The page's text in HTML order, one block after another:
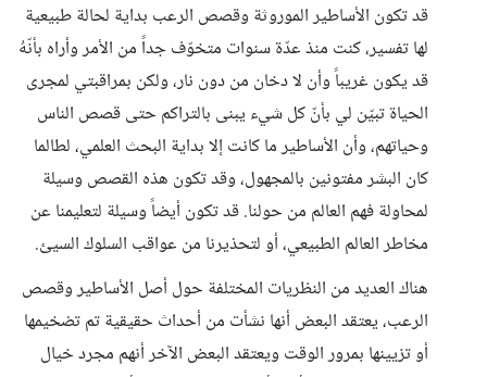
قد تكون الأساطير الموروثة وقصص الرعب بداية لحالة طبيعية
لها تفسير، كنت منذ عدّة سنوات متخوّف جداً من الأمر وأراه بأنّهُ
قد يكون غريباً وأن لا دخان من دون نار، ولكن بمراقبتي لمجرى
الحياة تبيّن لي بأنّ كل شيء يبنى بالتراكم حتى قصص الناس
وحياتهم، وأن الأساطير ما كانت إلا بداية البحث العلمي، لطالما
كان البشر مفتونين بالمجهول، وقد تكون هذه القصص وسيلة
لمحاولة فهم العالم من حولنا. قد تكون أيضاً وسيلة لتعليمنا عن
مخاطر العالم الطبيعي، أو لتحذيرنا من عواقب السلوك السيئ.
هناك العديد من النظريات المختلفة حول أصل الأساطير وقصص
الرعب، يعتقد البعض أنها نشأت من أحداث حقيقية تم تضخيمها
أو تزيينها بمرور الوقت ويعتقد البعض الآخر أنهم مجرد خيال